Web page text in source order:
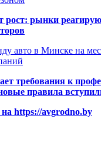
рост: рынки
авто в Минске на
требования к
правила
https://avgrodno.by